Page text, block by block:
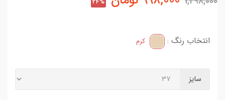
انتخاب رنگ : کرم
سایز